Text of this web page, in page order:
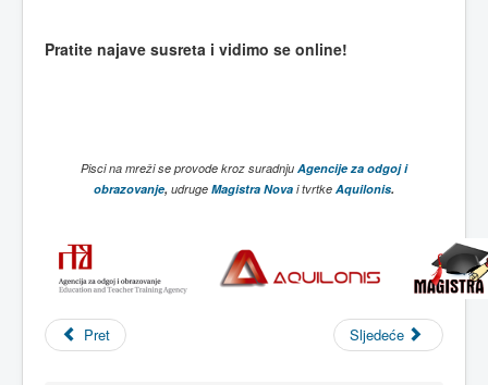
Pratite najave susreta i vidimo se online!
Pisci na mreži se provode kroz suradnju Agencije za odgoj i
obrazovanje, udruge Magistra Nova i tvrtke Aquilonis.
Pret Sljedeće